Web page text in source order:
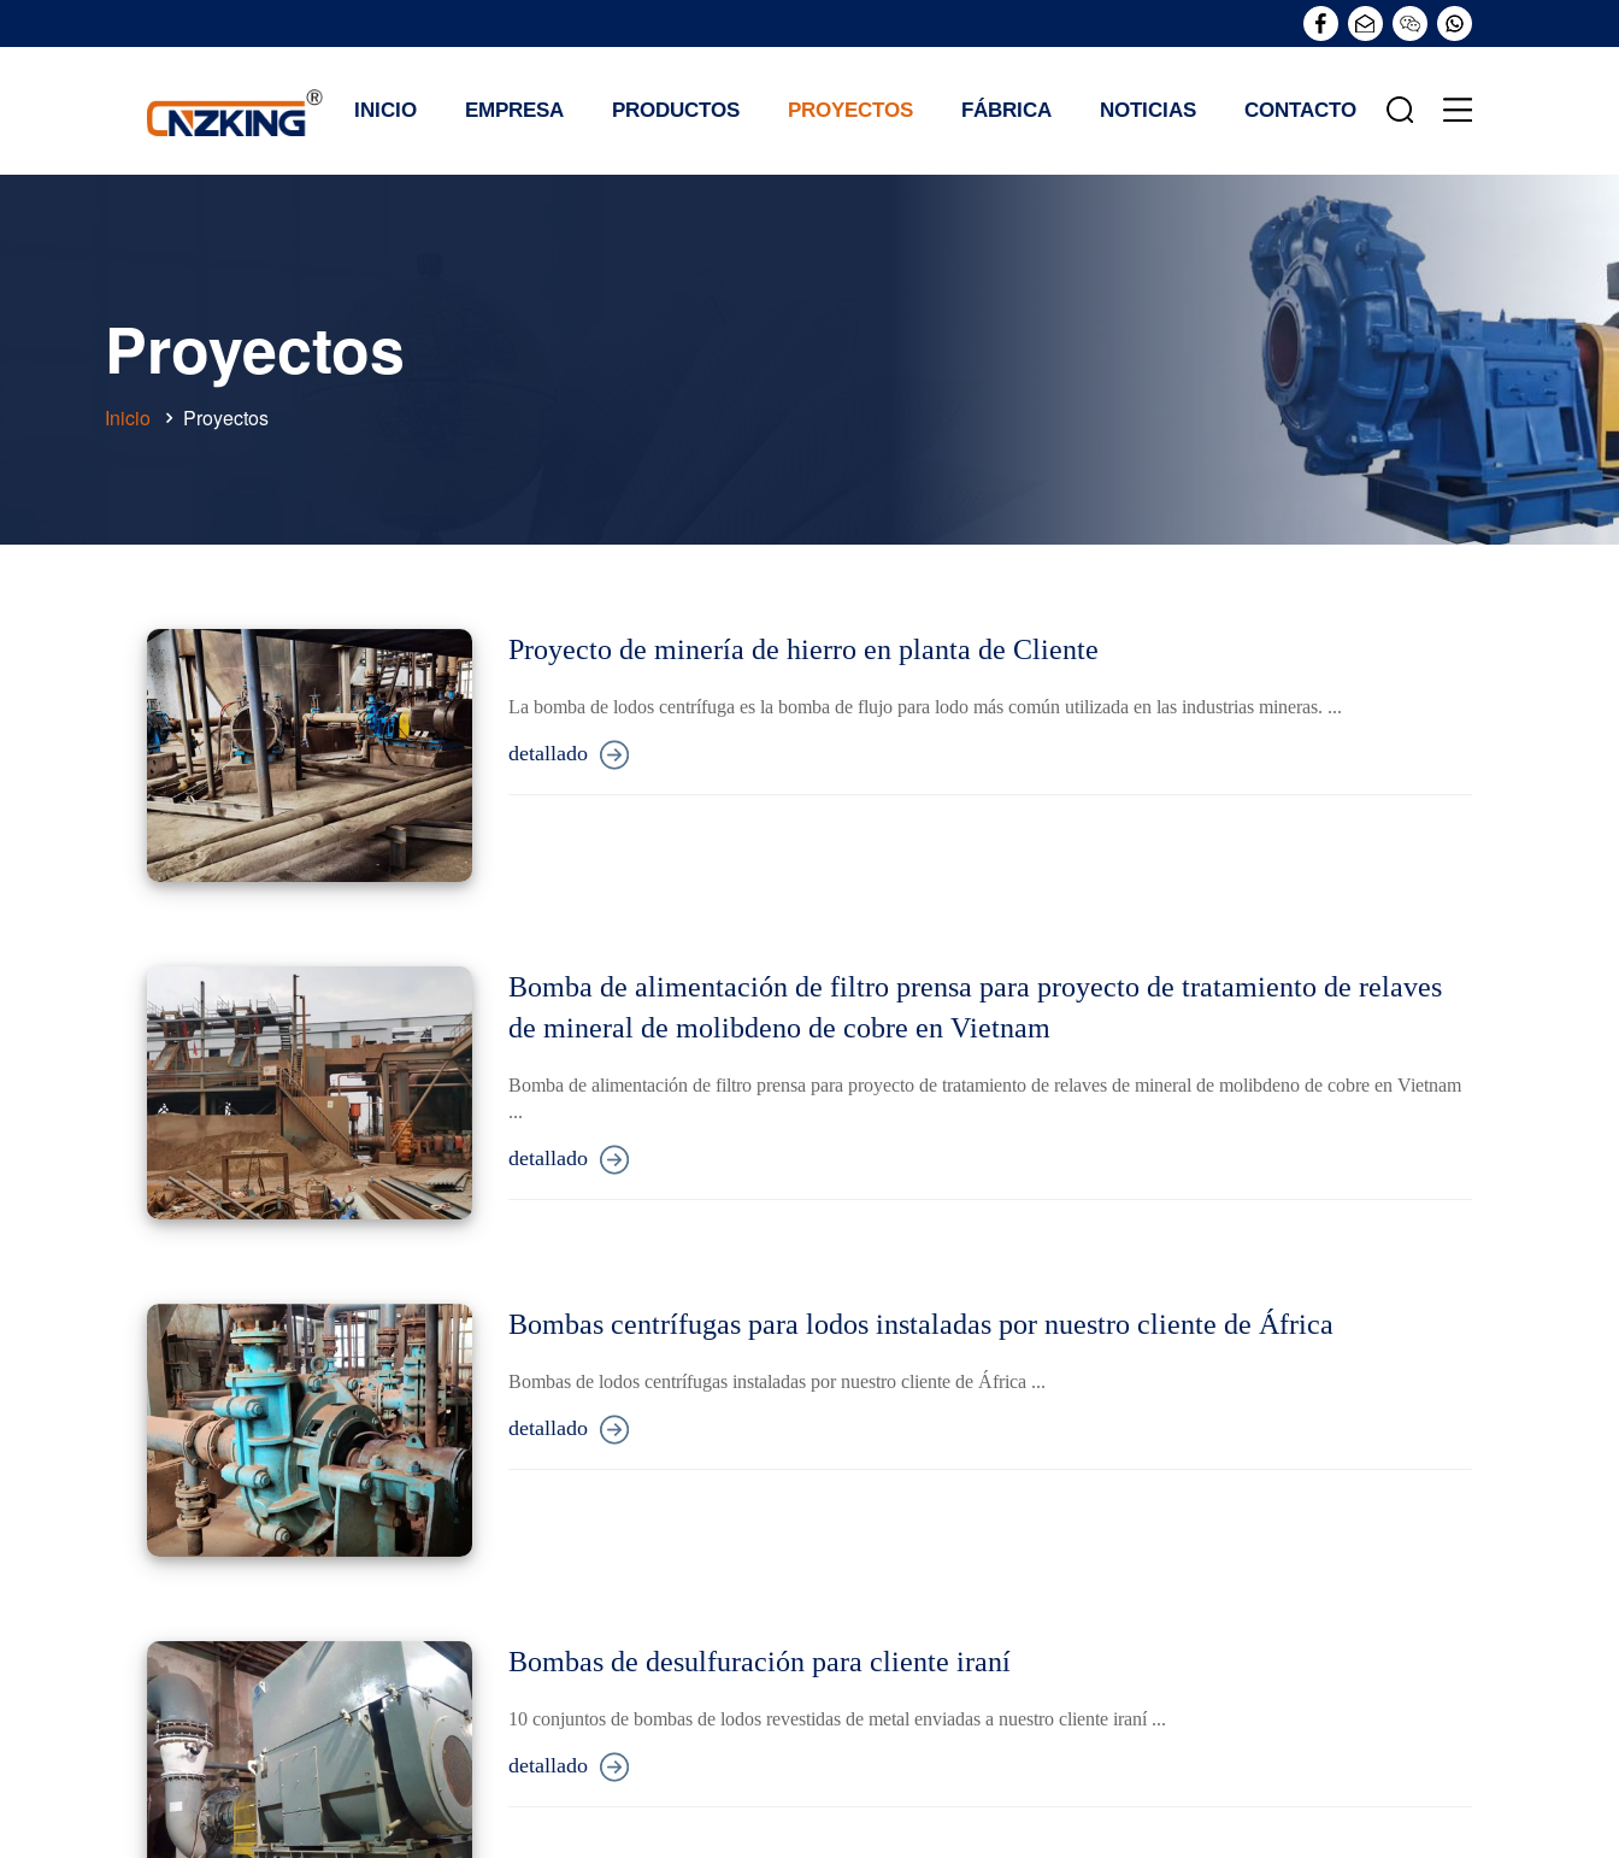
INICIO EMPRESA PRODUCTOS PROYECTOS FÁBRICA NOTICIAS CONTACTO
Proyectos
Inicio Proyectos
Proyecto de minería de hierro en planta de Cliente
La bomba de lodos centrífuga es la bomba de flujo para lodo más común utilizada en las industrias mineras. ...
detallado
Bomba de alimentación de filtro prensa para proyecto de tratamiento de relaves
de mineral de molibdeno de cobre en Vietnam
Bomba de alimentación de filtro prensa para proyecto de tratamiento de relaves de mineral de molibdeno de cobre en Vietnam
...
detallado
Bombas centrífugas para lodos instaladas por nuestro cliente de África
Bombas de lodos centrífugas instaladas por nuestro cliente de África ...
detallado
Bombas de desulfuración para cliente iraní
10 conjuntos de bombas de lodos revestidas de metal enviadas a nuestro cliente iraní ...
detallado